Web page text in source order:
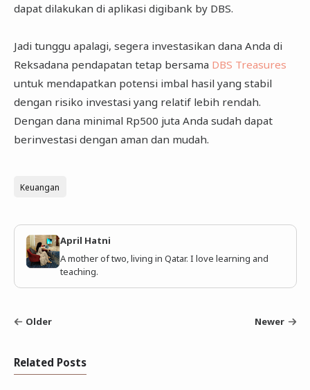
dapat dilakukan di aplikasi digibank by DBS.
Jadi tunggu apalagi, segera investasikan dana Anda di
Reksadana pendapatan tetap bersama DBS Treasures
untuk mendapatkan potensi imbal hasil yang stabil
dengan risiko investasi yang relatif lebih rendah.
Dengan dana minimal Rp500 juta Anda sudah dapat
berinvestasi dengan aman dan mudah.
Keuangan
April Hatni
A mother of two, living in Qatar. I love learning and
teaching.
Older Newer
Related Posts